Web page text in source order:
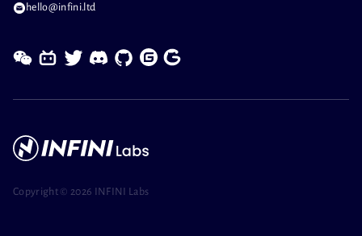
hello@infini.ltd
Copyright © 2026 INFINI Labs